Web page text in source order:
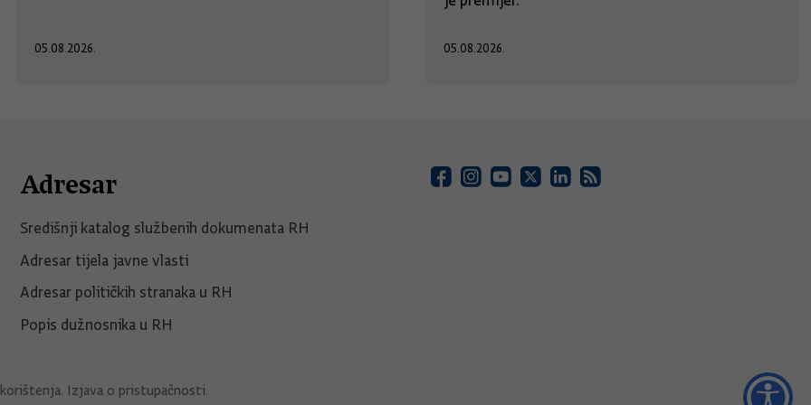
05.08.2026. 05.08.2026.
Adresar
Središnji katalog službenih dokumenata RH
Adresar tijela javne vlasti
Adresar političkih stranaka u RH
Popis dužnosnika u RH
. Izjava o pristupačnosti.